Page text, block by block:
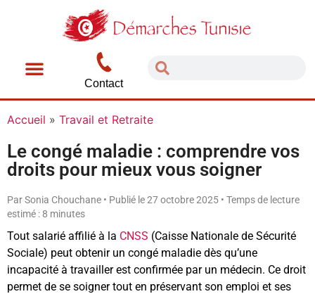
Contact
Accueil » Travail et Retraite
Le congé maladie : comprendre vos
droits pour mieux vous soigner
Par Sonia Chouchane • Publié le 27 octobre 2025 • Temps de lecture
estimé : 8 minutes
Tout salarié affilié à la CNSS (Caisse Nationale de Sécurité
Sociale) peut obtenir un congé maladie dès qu’une
incapacité à travailler est confirmée par un médecin. Ce droit
permet de se soigner tout en préservant son emploi et ses